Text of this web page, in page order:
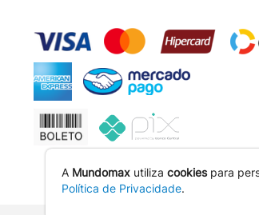
A Mundomax utiliza cookiespara
Política de Privacidade.